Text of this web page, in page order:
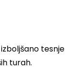
turah.